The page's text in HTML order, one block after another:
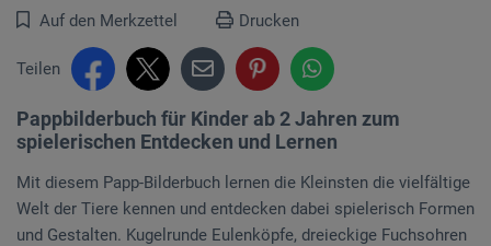
Auf den Merkzettel Drucken
Teilen
Pappbilderbuch für Kinder ab 2 Jahren zum
spielerischen Entdecken und Lernen
Mit diesem Papp-Bilderbuch lernen die Kleinsten die vielfältige
Welt der Tiere kennen und entdecken dabei spielerisch Formen
und Gestalten. Kugelrunde Eulenköpfe, dreieckige Fuchsohren